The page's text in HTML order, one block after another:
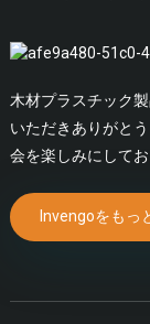
木材プラスチック
いただきありがと
会を楽しみにしてお
Invengoをもっ